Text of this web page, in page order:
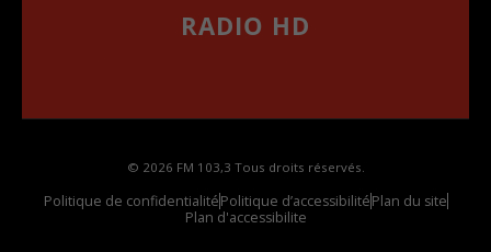
RADIO HD
© 2026 FM 103,3 Tous droits réservés.
Politique de confidentialitéPolitique d’accessibilitéPlan du site
Plan d'accessibilite